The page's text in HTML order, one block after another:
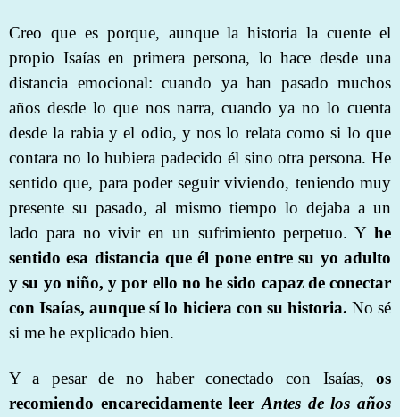
Creo que es porque, aunque la historia la cuente el
propio Isaías en primera persona, lo hace desde una
distancia emocional: cuando ya han pasado muchos
años desde lo que nos narra, cuando ya no lo cuenta
desde la rabia y el odio, y nos lo relata como si lo que
contara no lo hubiera padecido él sino otra persona. He
sentido que, para poder seguir viviendo, teniendo muy
presente su pasado, al mismo tiempo lo dejaba a un
lado para no vivir en un sufrimiento perpetuo. Y he
sentido esa distancia que él pone entre su yo adulto
y su yo niño, y por ello no he sido capaz de conectar
con Isaías, aunque sí lo hiciera con su historia. No sé
si me he explicado bien.
Y a pesar de no haber conectado con Isaías, os
recomiendo encarecidamente leer Antes de los años